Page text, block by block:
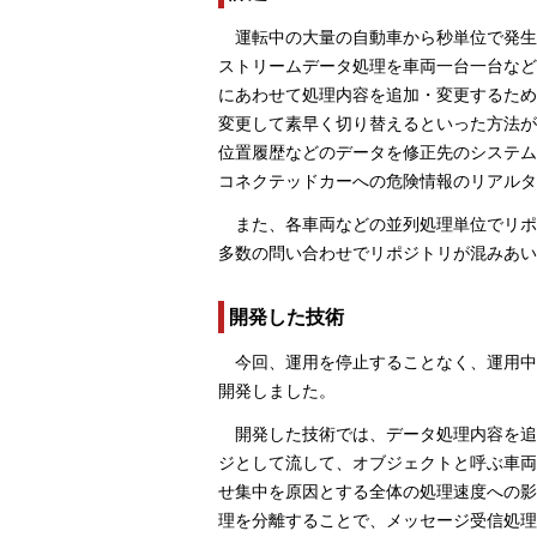
運転中の大量の自動車から秒単位で発
ストリームデータ処理を車両一台一台な
にあわせて処理内容を追加・変更するた
変更して素早く切り替えるといった方法
位置履歴などのデータを修正先のシステ
コネクテッドカーへの危険情報のリアル
また、各車両などの並列処理単位でリ
多数の問い合わせでリポジトリが混みあ
開発した技術
今回、運用を停止することなく、運用
開発しました。
開発した技術では、データ処理内容を
ジとして流して、オブジェクトと呼ぶ車
せ集中を原因とする全体の処理速度への
理を分離することで、メッセージ受信処